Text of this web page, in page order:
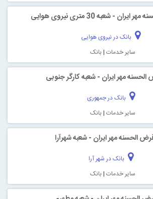
- شعبه 30 متری نیروی هوایی
بانک در نیروی هوایی
سایر خدمات |بانک
مهر ایران - شعبه کارگر جنوبی
بانک در جمهوری
سایر خدمات |بانک
الحسنه مهر ایران - شعبه شهرآرا
بانک در شهر آرا
سایر خدمات |بانک